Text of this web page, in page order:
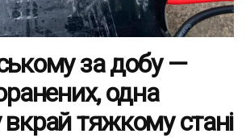
за добу —
одна
тяжкому стані